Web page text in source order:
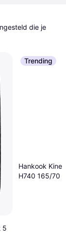
die je
5
Trending
Hankook
H740 165/70